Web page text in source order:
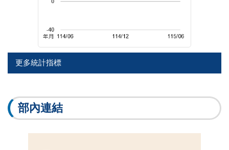
更多統計指標
部內連結